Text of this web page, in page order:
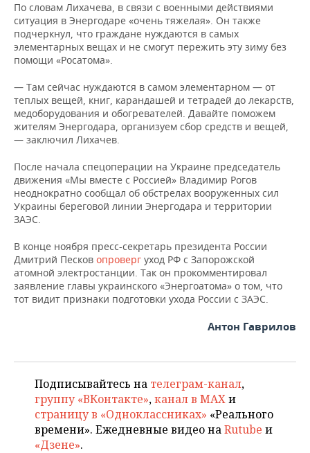
НЕФТЬ
ОПК
ЭНЕРГЕТИКА
РОЗНИЧНАЯ ТОРГОВЛЯ
ТРАНСПОРТ
УСЛУГИ
НОВОСТИ ТЕХНОЛОГИЙ
IT
МЕДИА
ТЕЛЕКОММУНИКАЦИИ
МЕРОПРИЯТИЯ
НОВОСТИ МЕРОПРИЯТИЙ
ВЫЕЗДНАЯ РЕДАКЦИЯ
БИЗНЕС-БРАНЧИ
ONLINE-КОНФЕРЕНЦИИ
ОТКРЫТАЯ ЛЕКЦИЯ
СПОРТ
НОВОСТИ СПОРТА
ФУТБОЛ
ХОККЕЙ
БАСКЕТБОЛ
ВОЛЕЙБОЛ
КИБЕРСПОРТ
ФИГУРНОЕ КАТАНИЕ
ВОДНЫЕ ВИДЫ СПОРТА
ОБЩЕСТВО
НОВОСТИ ОБЩЕСТВА
ВЛАСТЬ
ИНФРАСТРУКТУРА
ИСТОРИЯ
КУЛЬТУРА
МЕДИЦИНА
ОБРАЗОВАНИЕ
ФОТОГАЛЕРЕЯ
СЮЖЕТЫ
СПРАВОЧНИК
СПИСОК ПЕРСОН
СПИСОК КОМПАНИЙ
ПОЛНАЯ ВЕРСИЯ
По словам Лихачева, в связи с военными действиями
ситуация в Энергодаре «очень тяжелая». Он также
подчеркнул, что граждане нуждаются в самых
элементарных вещах и не смогут пережить эту зиму без
помощи «Росатома».
— Там сейчас нуждаются в самом элементарном — от
теплых вещей, книг, карандашей и тетрадей до лекарств,
медоборудования и обогревателей. Давайте поможем
жителям Энергодара, организуем сбор средств и вещей,
— заключил Лихачев.
После начала спецоперации на Украине председатель
движения «Мы вместе с Россией» Владимир Рогов
неоднократно сообщал об обстрелах вооруженных сил
Украины береговой линии Энергодара и территории
ЗАЭС.
В конце ноября пресс-секретарь президента России
Дмитрий Песков опроверг уход РФ с Запорожской
атомной электростанции. Так он прокомментировал
заявление главы украинского «Энергоатома» о том, что
тот видит признаки подготовки ухода России с ЗАЭС.
Антон Гаврилов
Подписывайтесь на телеграм-канал,
группу «ВКонтакте»,канал в MAXи
страницу в «Одноклассниках» «Реального
времени». Ежедневные видео наRutube и
«Дзене».